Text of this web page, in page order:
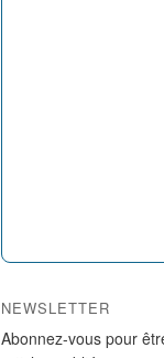
NEWSLETTER
Abonnez-vous pour